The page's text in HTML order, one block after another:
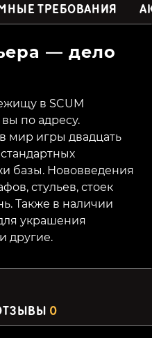
ТРЕБОВАНИЯ
— дело
в SCUM
вы по адресу.
мир игры двадцать
базы. Нововведения
стульев, стоек
Также в наличии
украшения
другие.
0